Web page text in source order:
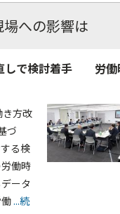
への影響は
しで検討着手 労働
方改
づ
る検
働時
ータ
...続